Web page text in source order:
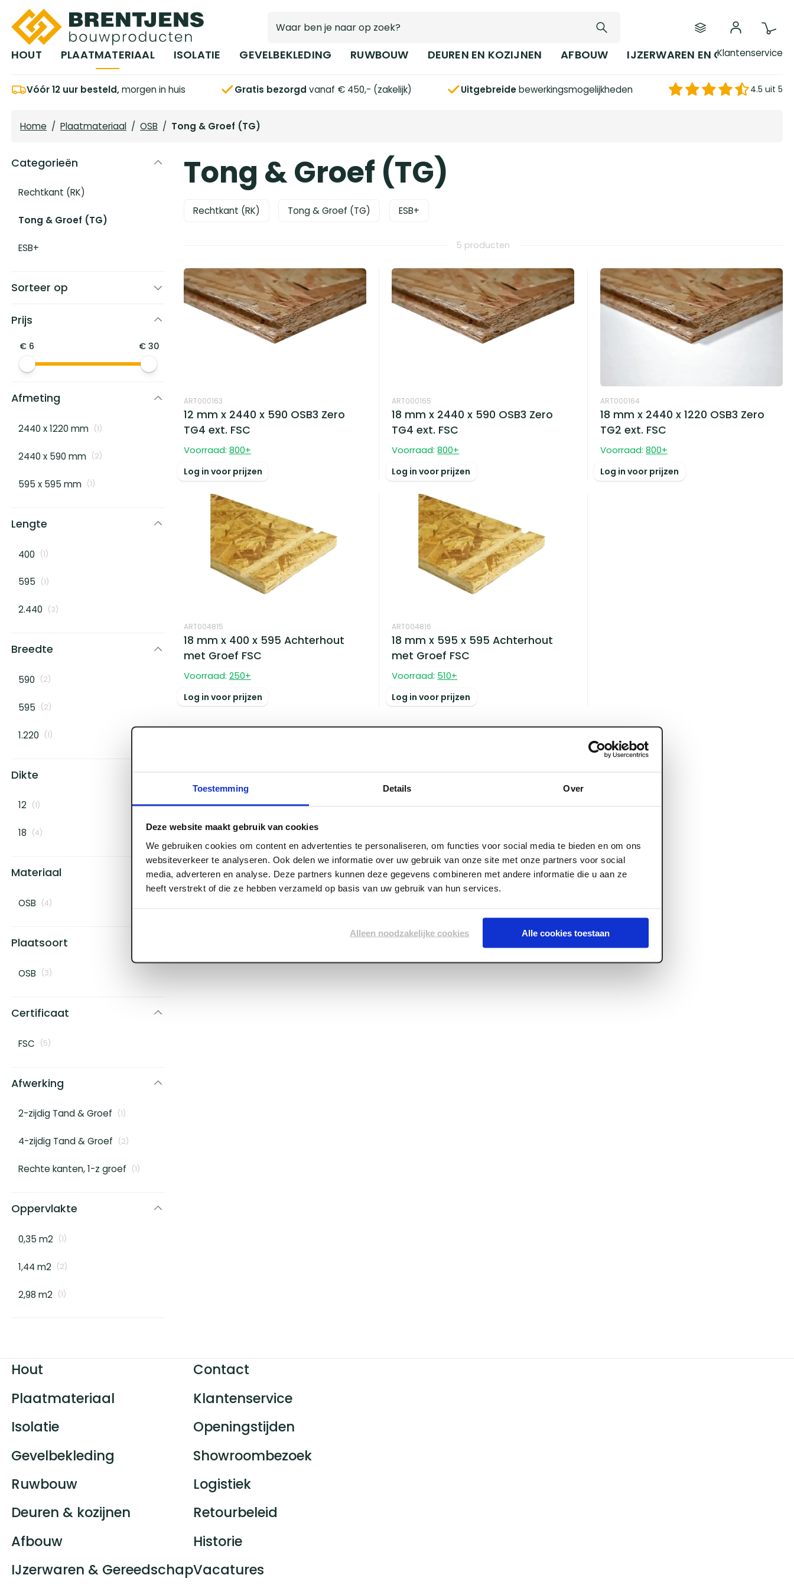
Toestemming Details Over
Deze website maakt gebruik van cookies
We gebruiken cookies om content en advertenties te personaliseren, om functies voor social media te bieden en om ons
websiteverkeer te analyseren. Ook delen we informatie over uw gebruik van onze site met onze partners voor social
media, adverteren en analyse. Deze partners kunnen deze gegevens combineren met andere informatie die u aan ze
heeft verstrekt of die ze hebben verzameld op basis van uw gebruik van hun services.
Alleen noodzakelijke cookies Alle cookies toestaan
Ga naar hoofdinhoud
HOUT PLAATMATERIAAL ISOLATIE GEVELBEKLEDING RUWBOUW DEUREN EN KOZIJNEN AFBOUW IJZERWAREN EN GEREEDSCHAP
Klantenservice
Vóór 12 uur besteld,morgen in huis Gratis bezorgd vanaf € 450,- (zakelijk) Uitgebreidebewerkingsmogelijkheden 4.5 uit 5
Home / Plaatmateriaal / OSB / Tong & Groef (TG)
Tong & Groef (TG)
Rechtkant (RK) Tong & Groef (TG) ESB+
5 producten
ART000163
12 mm x 2440 x 590 OSB3 Zero
TG4 ext. FSC
Voorraad: 800+
Log in voor prijzen
ART000165
18 mm x 2440 x 590 OSB3 Zero
TG4 ext. FSC
Voorraad: 800+
Log in voor prijzen
ART000164
18 mm x 2440 x 1220 OSB3 Zero
TG2 ext. FSC
Voorraad: 800+
Log in voor prijzen
ART004815
18 mm x 400 x 595 Achterhout
met Groef FSC
Voorraad: 250+
Log in voor prijzen
ART004816
18 mm x 595 x 595 Achterhout
met Groef FSC
Voorraad: 510+
Log in voor prijzen
Categorieën
Rechtkant (RK)
Tong & Groef (TG)
ESB+
Sorteer op
Prijs
€ 6 € 30
Afmeting
2440 x 1220 mm (1)
2440 x 590 mm (2)
595 x 595 mm (1)
Lengte
400 (1)
595 (1)
2.440 (3)
Breedte
590 (2)
595 (2)
1.220 (1)
Dikte
12 (1)
18 (4)
Materiaal
OSB (4)
Plaatsoort
OSB (3)
Certificaat
FSC (5)
Afwerking
2-zijdig Tand & Groef (1)
4-zijdig Tand & Groef (2)
Rechte kanten, 1-z groef (1)
Oppervlakte
0,35 m2 (1)
1,44 m2 (2)
2,98 m2 (1)
Hout
Plaatmateriaal
Isolatie
Gevelbekleding
Ruwbouw
Deuren & kozijnen
Afbouw
IJzerwaren & Gereedschap
Contact
Klantenservice
Openingstijden
Showroombezoek
Logistiek
Retourbeleid
Historie
Vacatures